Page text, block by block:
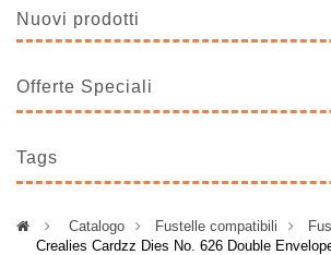
Nuovi prodotti
Offerte Speciali
Tags
> Catalogo > Fustelle compatibili >
Crealies Cardzz Dies No. 626 Double